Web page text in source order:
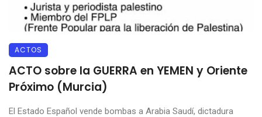
ACTOS
ACTO sobre la GUERRA en YEMEN y Oriente
Próximo (Murcia)
El Estado Español vende bombas a Arabia Saudí, dictadura